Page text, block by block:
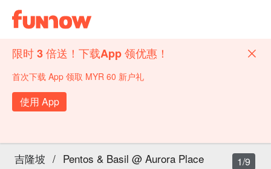
限时 3 倍送！下载App 领优惠！
首次下载 App 领取 MYR 60 新户礼
使用 App
吉隆坡 / Pentos & Basil @ Aurora Place 1/9